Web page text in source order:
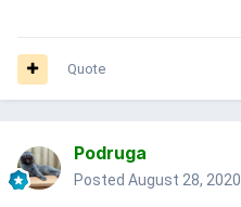
Quote
Podruga
Posted August 28, 2020